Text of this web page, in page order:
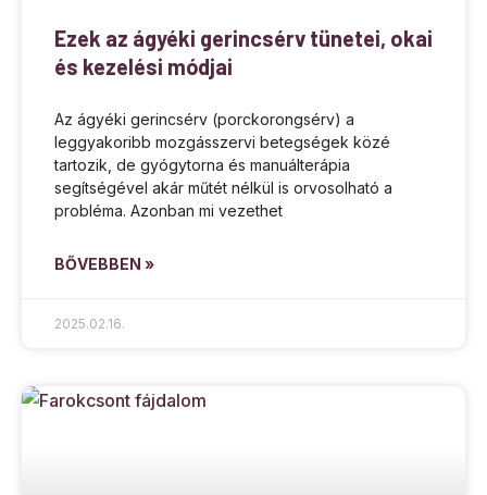
Ezek az ágyéki gerincsérv tünetei, okai
és kezelési módjai
Az ágyéki gerincsérv (porckorongsérv) a
leggyakoribb mozgásszervi betegségek közé
tartozik, de gyógytorna és manuálterápia
segítségével akár műtét nélkül is orvosolható a
probléma. Azonban mi vezethet
BŐVEBBEN »
2025.02.16.